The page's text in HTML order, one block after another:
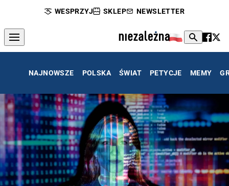
WESPRZYJ SKLEP NEWSLETTER
NAJNOWSZE POLSKA ŚWIAT PETYCJE MEMY